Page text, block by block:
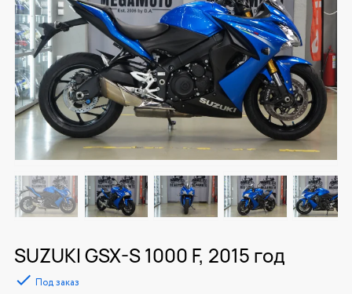
SUZUKI GSX-S 1000 F, 2015 год
Под заказ